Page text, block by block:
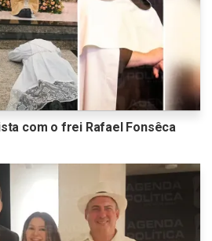
com o frei Rafael Fonsêca